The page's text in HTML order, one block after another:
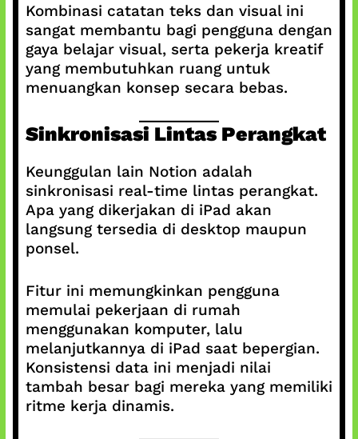
Kombinasi catatan teks dan visual ini
sangat membantu bagi pengguna dengan
gaya belajar visual, serta pekerja kreatif
yang membutuhkan ruang untuk
menuangkan konsep secara bebas.
Sinkronisasi Lintas Perangkat
Keunggulan lain Notion adalah
sinkronisasi real-time lintas perangkat.
Apa yang dikerjakan di iPad akan
langsung tersedia di desktop maupun
ponsel.
Fitur ini memungkinkan pengguna
memulai pekerjaan di rumah
menggunakan komputer, lalu
melanjutkannya di iPad saat bepergian.
Konsistensi data ini menjadi nilai
tambah besar bagi mereka yang memiliki
ritme kerja dinamis.